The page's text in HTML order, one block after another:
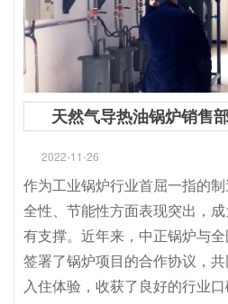
天然气导热油锅炉销售
2022-11-26
作为工业锅炉行业首屈一指的
全性、节能性方面表现突出，
有支撑。近年来，中正锅炉与
签署了锅炉项目的合作协议，
入住体验，收获了良好的行业口